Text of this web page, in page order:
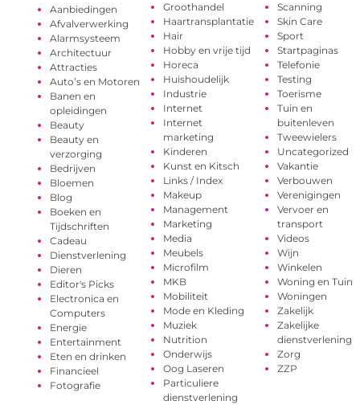
Aanbiedingen
Afvalverwerking
Alarmsysteem
Architectuur
Attracties
Auto’s en Motoren
Banen en
opleidingen
Beauty
Beauty en
verzorging
Bedrijven
Bloemen
Blog
Boeken en
Tijdschriften
Cadeau
Dienstverlening
Dieren
Editor's Picks
Electronica en
Computers
Energie
Entertainment
Eten en drinken
Financieel
Fotografie
Groothandel
Haartransplantatie
Hair
Hobby en vrije tijd
Horeca
Huishoudelijk
Industrie
Internet
Internet
marketing
Kinderen
Kunst en Kitsch
Links / Index
Makeup
Management
Marketing
Media
Meubels
Microfilm
MKB
Mobiliteit
Mode en Kleding
Muziek
Nutrition
Onderwijs
Oog Laseren
Particuliere
dienstverlening
Scanning
Skin Care
Sport
Startpaginas
Telefonie
Testing
Toerisme
Tuin en
buitenleven
Tweewielers
Uncategorized
Vakantie
Verbouwen
Verenigingen
Vervoer en
transport
Videos
Wijn
Winkelen
Woning en Tuin
Woningen
Zakelijk
Zakelijke
dienstverlening
Zorg
ZZP